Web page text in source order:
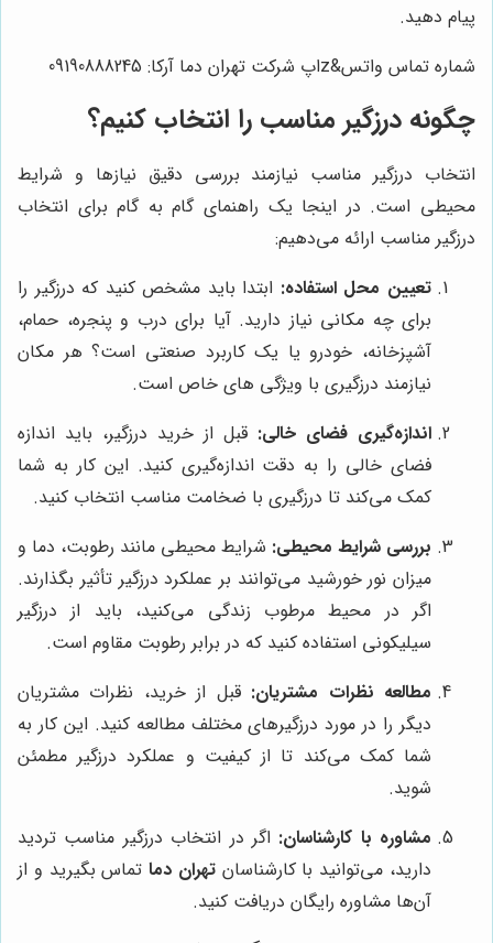
پیام دهید.
شماره تماس واتس&zاپ شرکت تهران دما آرکا: 09190888245
چگونه درزگیر مناسب را انتخاب کنیم؟
انتخاب درزگیر مناسب نیازمند بررسی دقیق نیازها و شرایط
محیطی است. در اینجا یک راهنمای گام به گام برای انتخاب
درزگیر مناسب ارائه می‌دهیم:
تعیین محل استفاده: ابتدا باید مشخص کنید که درزگیر را
برای چه مکانی نیاز دارید. آیا برای درب و پنجره، حمام،
آشپزخانه، خودرو یا یک کاربرد صنعتی است؟ هر مکان
نیازمند درزگیری با ویژگی های خاص است.
اندازه‌گیری فضای خالی: قبل از خرید درزگیر، باید اندازه
فضای خالی را به دقت اندازه‌گیری کنید. این کار به شما
کمک می‌کند تا درزگیری با ضخامت مناسب انتخاب کنید.
بررسی شرایط محیطی: شرایط محیطی مانند رطوبت، دما و
میزان نور خورشید می‌توانند بر عملکرد درزگیر تأثیر بگذارند.
اگر در محیط مرطوب زندگی می‌کنید، باید از درزگیر
سیلیکونی استفاده کنید که در برابر رطوبت مقاوم است.
مطالعه نظرات مشتریان: قبل از خرید، نظرات مشتریان
دیگر را در مورد درزگیرهای مختلف مطالعه کنید. این کار به
شما کمک می‌کند تا از کیفیت و عملکرد درزگیر مطمئن
شوید.
مشاوره با کارشناسان: اگر در انتخاب درزگیر مناسب تردید
دارید، می‌توانید با کارشناسانتهران دماتماس بگیرید و از
آن‌ها مشاوره رایگان دریافت کنید.